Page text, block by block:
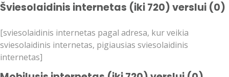
Šviesolaidinis internetas (iki 720) verslui (0)
[sviesolaidinis internetas pagal adresa, kur veikia
sviesolaidinis internetas, pigiausias sviesolaidinis
internetas]